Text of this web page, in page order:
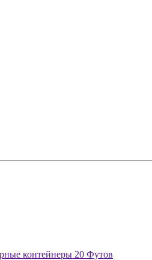
контейнеры 20 Футов